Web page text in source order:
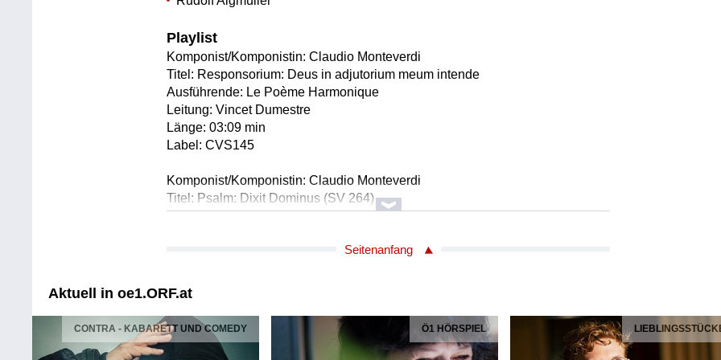
Playlist
Komponist/Komponistin: Claudio Monteverdi
Titel: Responsorium: Deus in adjutorium meum intende
Ausführende: Le Poème Harmonique
Leitung: Vincet Dumestre
Länge: 03:09 min
Label: CVS145
Komponist/Komponistin: Claudio Monteverdi
Titel: Psalm: Dixit Dominus (SV 264)
Ausführende: Le Poème Harmonique
Titel: Psalm: Dixit Dominus (SV 264)
Ausführende: Le Poème Harmonique
Leitung: Vincet Dumestre
Seitenanfang
Aktuell in oe1.ORF.at
CONTRA - KABARETT UND COMEDY Ö1 HÖRSPIEL